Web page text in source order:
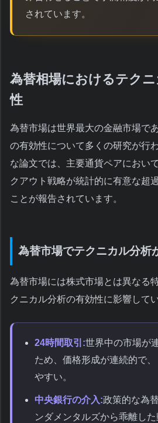
されています。
為替相場におけるテク
性
為替市場は世界最大の金融市場で
の有効性について多くの研究が行
な論文では、主要通貨ペアにおい
クアウト戦略が統計的に有意な超
ことが報告されています。
為替市場でテクニカル分析
為替市場には株式市場とは異なる
クニカル分析の有効性に影響してい
24時間取引:世界中の市場が
ため、価格形成が連続的で
やすい。
中央銀行の介入:政策的な為
ンダメンタルズから乖離した